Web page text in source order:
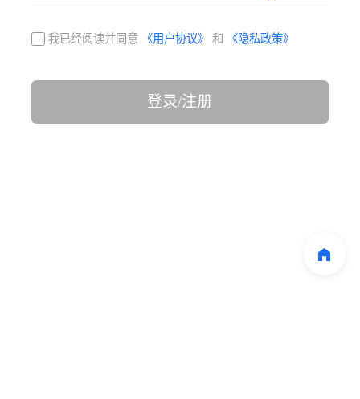
我已经阅读并同意 《用户协议》 和 《隐私政策》
登录/注册